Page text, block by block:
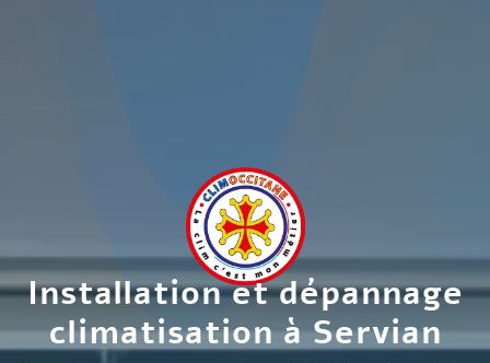
Installation et dépannage
climatisation à Servian